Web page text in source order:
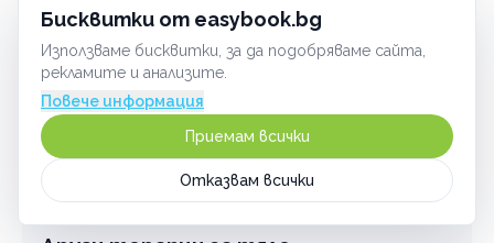
Бисквитки от easybook.bg
Използваме бисквитки, за да подобряваме сайта,
рекламите и анализите.
Повече информация
Отказвам всички
Приемам всички
минути в зависимост от третираната
зоната.
Препоръчително е преди процедурата да се
избягва употребата на мазни кремове и масла
върху кожата. След процедурата е добре
се увеличи приемът на вода
избягват горещи бани.